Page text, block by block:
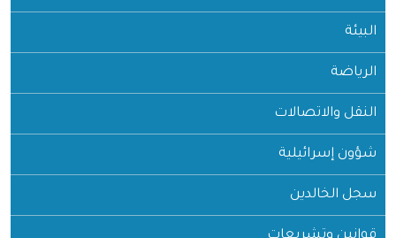
البيئة
الرياضة
النقل والاتصالات
شؤون إسرائيلية
سجل الخالدين